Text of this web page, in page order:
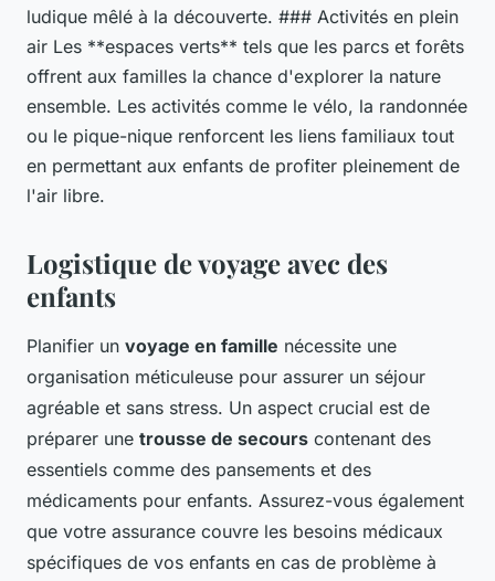
ludique mêlé à la découverte. ### Activités en plein
air Les **espaces verts** tels que les parcs et forêts
offrent aux familles la chance d'explorer la nature
ensemble. Les activités comme le vélo, la randonnée
ou le pique-nique renforcent les liens familiaux tout
en permettant aux enfants de profiter pleinement de
l'air libre.
Logistique de voyage avec des
enfants
Planifier un voyage en famille nécessite une
organisation méticuleuse pour assurer un séjour
agréable et sans stress. Un aspect crucial est de
préparer une trousse de secours contenant des
essentiels comme des pansements et des
médicaments pour enfants. Assurez-vous également
que votre assurance couvre les besoins médicaux
spécifiques de vos enfants en cas de problème à